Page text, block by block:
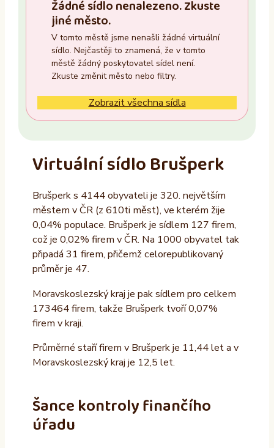
Ano
Ne
Recepce
Ano
Ne
Ne
Provozovatel
ALTAXO SE
COMEFLEX CONSULTING s.r.o.
Firmus a.s.
Žádné sídlo nenalezeno. Zkuste
jiné město.
V tomto městě jsme nenašli žádné virtuální
sídlo. Nejčastěji to znamená, že v tomto
městě žádný poskytovatel sídel není.
Zkuste změnit město nebo filtry.
Zobrazit všechna sídla
Virtuální sídlo Brušperk
Brušperk s 4144 obyvateli je 320. největším
městem v ČR (z 610ti měst), ve kterém žije
0,04% populace. Brušperk je sídlem 127 firem,
což je 0,02% firem v ČR. Na 1000 obyvatel tak
připadá 31 firem, přičemž celorepublikovaný
průměr je 47.
Moravskoslezský kraj je pak sídlem pro celkem
173464 firem, takže Brušperk tvoří 0,07%
firem v kraji.
Průměrné staří firem v Brušperk je 11,44 let a v
Moravskoslezský kraj je 12,5 let.
Šance kontroly finančího
úřadu